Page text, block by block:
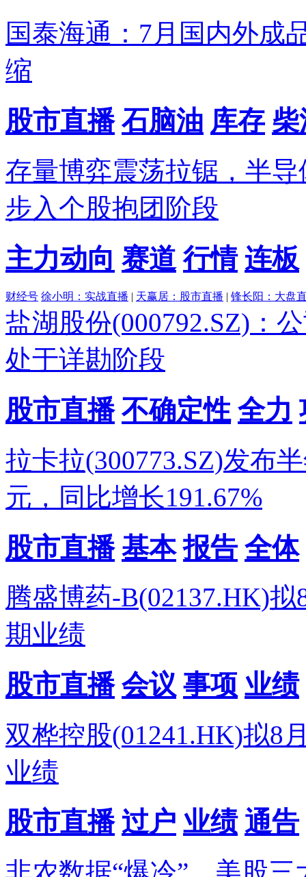
国泰海通：7月国内外成
缩
股市直播 石脑油 库存 柴
存量博弈震荡拉锯，半
步入个股抱团阶段
主力动向 赛道 行情 连板
财经号 徐小明：实战直播 | 天赢居：股市直播 | 锋长阳：大盘
盐湖股份(000792.SZ)：
处于详勘阶段
股市直播 不确定性 全力
拉卡拉(300773.SZ)发布
元，同比增长191.67%
股市直播 基本 报告 全体
腾盛博药-B(02137.HK)
期业绩
股市直播 会议 事项 业绩
双桦控股(01241.HK)拟8
业绩
股市直播 过户 业绩 通告